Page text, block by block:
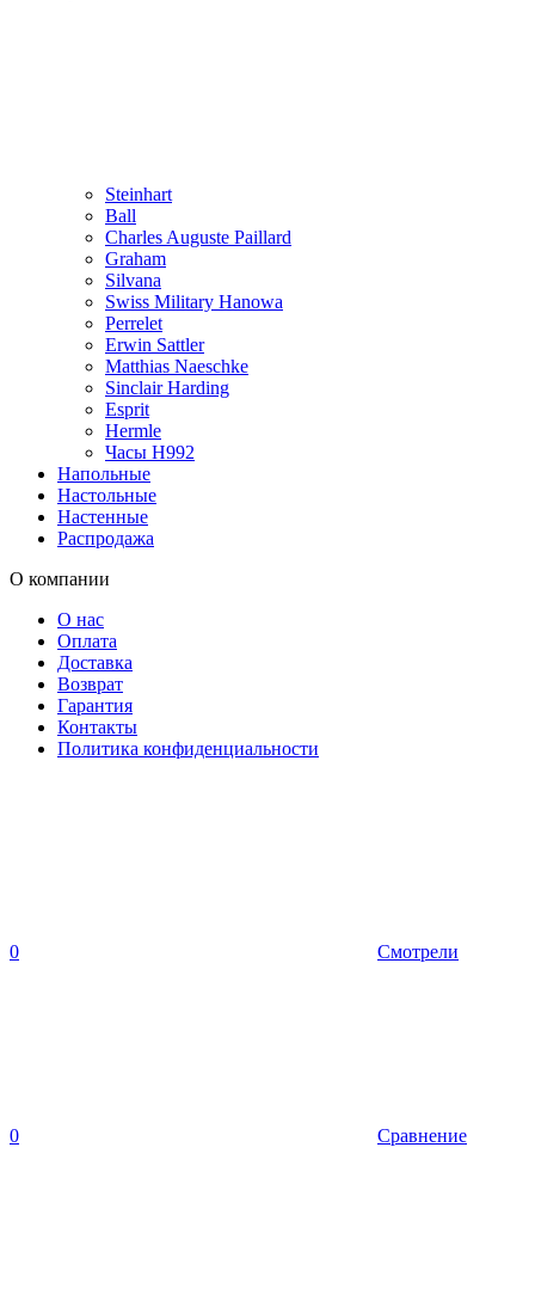
Steinhart
Ball
Charles Auguste Paillard
Graham
Silvana
Swiss Military Hanowa
Perrelet
Erwin Sattler
Matthias Naeschke
Sinclair Harding
Esprit
Hermle
Часы H992
Напольные
Настольные
Настенные
Распродажа
О компании
О нас
Оплата
Доставка
Возврат
Гарантия
Контакты
Политика конфиденциальности
0 Смотрели
0 Сравнение